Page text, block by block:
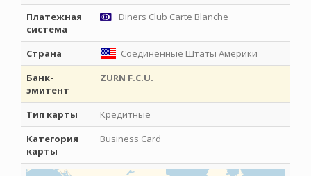
Платежная
система
Diners Club Carte Blanche
Страна
Соединенные Штаты Америки
Банк-
эмитент
ZURN F.C.U.
Тип карты
Кредитные
Категория
карты
Business Card